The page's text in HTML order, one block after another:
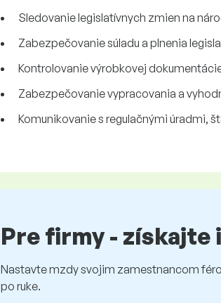
Sledovanie legislatívnych zmien na
Zabezpečovanie súladu a plnenia
Kontrolovanie výrobkovej
Zabezpečovanie vypracovania a
Komunikovanie s regulačnými úradmi,
Pre firmy - získajte
Nastavte mzdy svojim zamestnancom
po ruke.